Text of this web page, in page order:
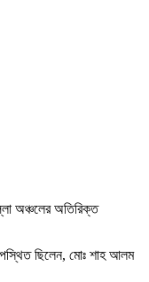
অঞ্চলের অতিরিক্ত
ছিলেন, মোঃ শাহ আলম